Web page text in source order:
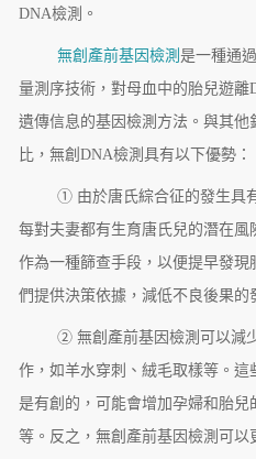
DNA檢測。
無創產前基因檢測 是一種通
量測序技術，對母血中的胎兒遊
遺傳信息的基因檢測方法。與其他
比，無創DNA檢測具有以下優勢：
① 由於唐氏綜合征的發生具
每對夫妻都有生育唐氏兒的潛在風
作為一種篩查手段，以便提早發
們提供決策依據，減低不良後果的
② 無創產前基因檢測可以減
作，如羊水穿刺、絨毛取樣等。
是有創的，可能會增加孕婦和胎
等。反之，無創產前基因檢測可以